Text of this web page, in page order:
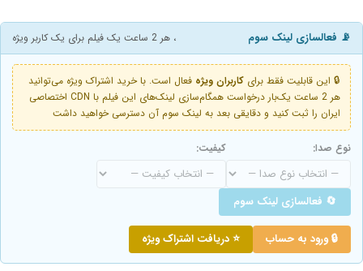
📡 فعالسازی لینک سوم ، هر 2 ساعت یک فیلم برای یک کاربر ویژه
🔒 این قابلیت فقط برای کاربران ویژه فعال است. با خرید اشتراک ویژه می‌توانید
هر 2 ساعت یک‌بار درخواست همگام‌سازی لینک‌های این فیلم با CDN اختصاصی
ایران را ثبت کنید و دقایقی بعد به لینک سوم آن دسترسی خواهید داشت
نوع صدا: کیفیت:
🔄 فعالسازی لینک سوم
🔒 ورود به حساب ⭐ دریافت اشتراک ویژه